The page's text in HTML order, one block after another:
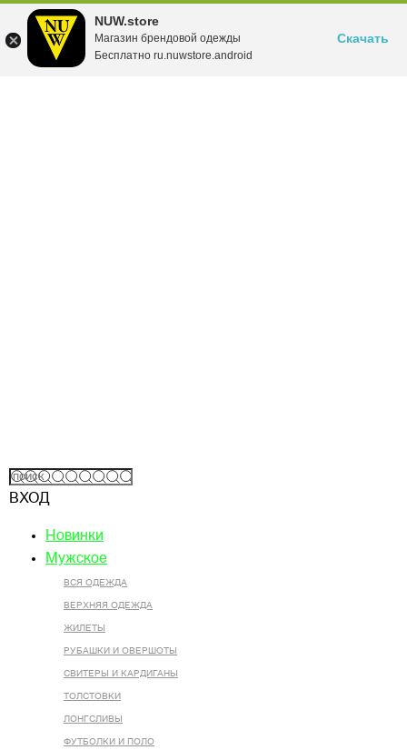
NUW.store
Магазин брендовой одежды
Бесплатно ru.nuwstore.android
Скачать
ВХОД
Новинки
Мужское
ВСЯ ОДЕЖДА
ВЕРХНЯЯ ОДЕЖДА
ЖИЛЕТЫ
РУБАШКИ И ОВЕРШОТЫ
СВИТЕРЫ И КАРДИГАНЫ
ТОЛСТОВКИ
ЛОНГСЛИВЫ
ФУТБОЛКИ И ПОЛО